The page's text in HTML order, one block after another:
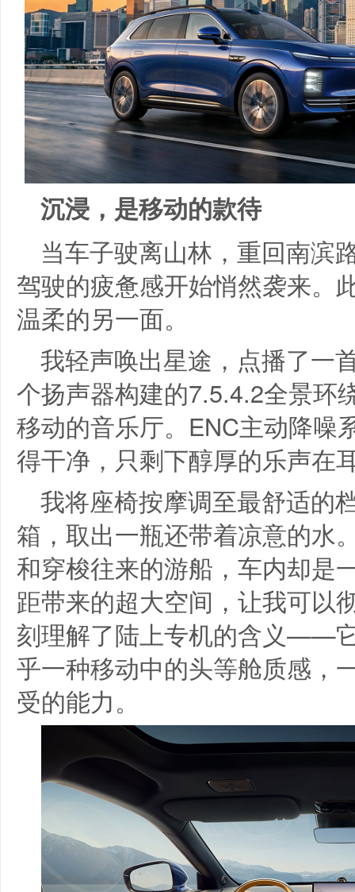
沉浸，是移动的款待
当车子驶离山林，重回南滨
驾驶的疲惫感开始悄然袭来。
温柔的另一面。
我轻声唤出星途，点播了一
个扬声器构建的7.5.4.2全景环
移动的音乐厅。ENC主动降噪
得干净，只剩下醇厚的乐声在
我将座椅按摩调至最舒适的
箱，取出一瓶还带着凉意的水
和穿梭往来的游船，车内却是
距带来的超大空间，让我可以
刻理解了陆上专机的含义——
乎一种移动中的头等舱质感，
受的能力。